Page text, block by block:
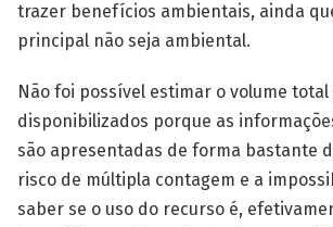
trazer benefícios ambientais, ainda
principal não seja ambiental.
Não foi possível estimar o volume
disponibilizados porque as
são apresentadas de forma bastante
risco de múltipla contagem e a
saber se o uso do recurso é,